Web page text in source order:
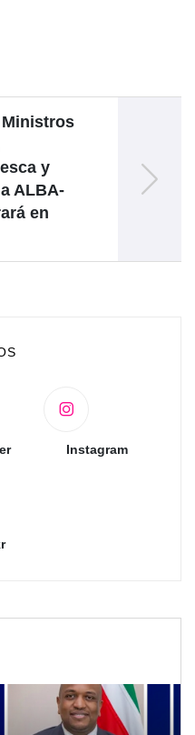
y
ALBA-
en
Instagram